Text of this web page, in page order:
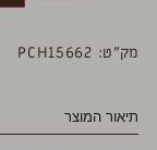
מק”ט: PCH15662
תיאור המוצר